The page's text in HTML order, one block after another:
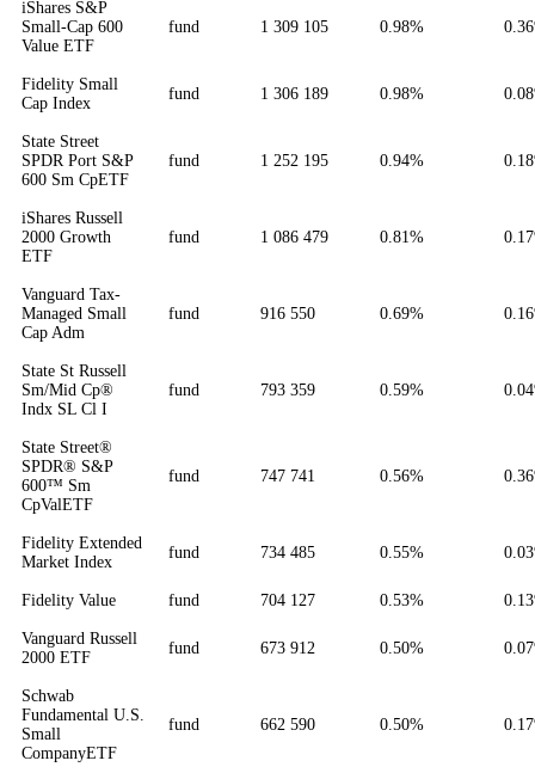
iShares S&P
Small-Cap 600
Value ETF
fund 1 309 105 0.98%
Fidelity Small
Cap Index
fund 1 306 189 0.98%
State Street
SPDR Port S&P
600 Sm CpETF
fund 1 252 195 0.94%
iShares Russell
2000 Growth
ETF
fund 1 086 479 0.81%
Vanguard Tax-
Managed Small
Cap Adm
fund 916 550 0.69%
State St Russell
Sm/Mid Cp®
Indx SL Cl I
fund 793 359 0.59%
State Street®
SPDR® S&P
600™ Sm
CpValETF
fund 747 741 0.56%
Fidelity Extended
Market Index
fund 734 485 0.55%
Fidelity Value fund 704 127 0.53%
Vanguard Russell
2000 ETF
fund 673 912 0.50%
Schwab
Fundamental U.S.
Small
CompanyETF
fund 662 590 0.50%